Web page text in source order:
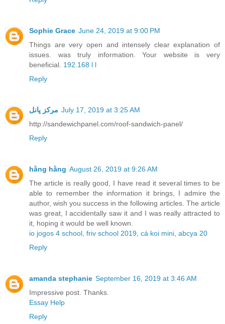
Sophie Grace June 24, 2019 at 9:00 PM
Things are very open and intensely clear explanation of
issues. was truly information. Your website is very
beneficial. 192.168 l l
Reply
مرکز پانل July 17, 2019 at 3:25 AM
http://sandewichpanel.com/roof-sandwich-panel/
Reply
hằng hằng August 26, 2019 at 9:26 AM
The article is really good, I have read it several times to be
able to remember the information it brings, I admire the
author, wish you success in the following articles. The article
was great, I accidentally saw it and I was really attracted to
it, hoping it would be well known.
io jogos 4 school, friv school 2019, cá koi mini, abcya 20
Reply
amanda stephanie September 16, 2019 at 3:46 AM
Impressive post. Thanks.
Essay Help
Reply